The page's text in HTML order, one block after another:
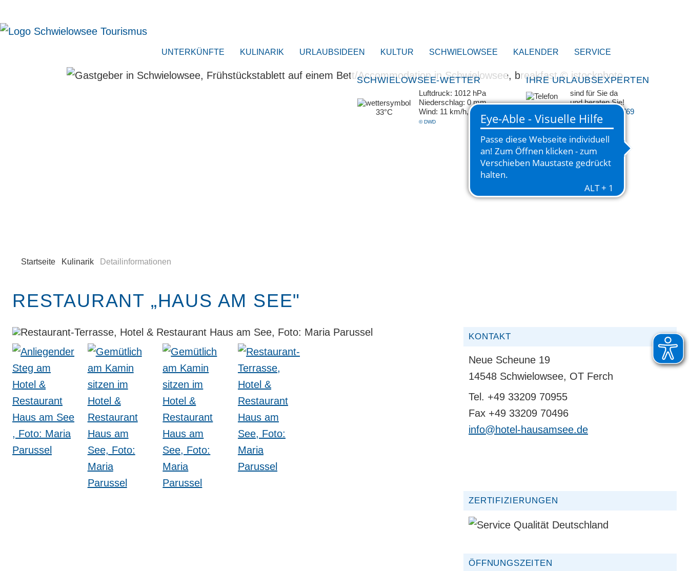
UNTERKÜNFTE KULINARIK URLAUBSIDEEN KULTUR SCHWIELOWSEE KALENDER SERVICE
SCHWIELOWSEE-WETTER
33°C
Luftdruck: 1012 hPa
Niederschlag: 0 mm
Wind: 11 km/h, SSO
© DWD
IHRE URLAUBSEXPERTEN
sind für Sie da
und beraten Sie!
+49 33209 769 769
Startseite Kulinarik Detailinformationen
RESTAURANT „HAUS AM SEE"
KONTAKT
Neue Scheune 19
14548 Schwielowsee, OT Ferch
Tel. +49 33209 70955
Fax +49 33209 70496
info@hotel-hausamsee.de
ZERTIFIZIERUNGEN
ÖFFNUNGSZEITEN